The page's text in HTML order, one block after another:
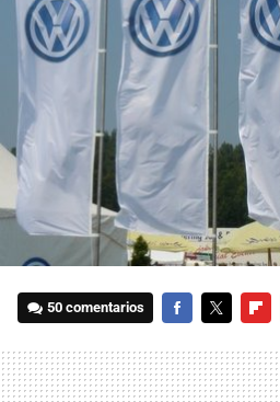
50 comentarios